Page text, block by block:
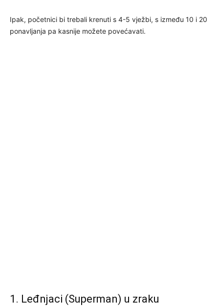
Ipak, početnici bi trebali krenuti s 4-5 vježbi, s između 10 i 20
ponavljanja pa kasnije možete povećavati.
1. Leđnjaci (Superman) u zraku